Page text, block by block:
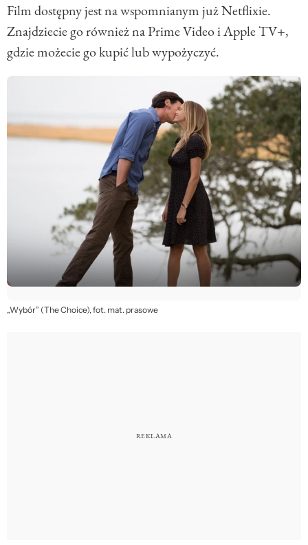
Film dostępny jest na wspomnianym już Netflixie.
Znajdziecie go również na Prime Video i Apple TV+,
gdzie możecie go kupić lub wypożyczyć.
„Wybór” (The Choice), fot. mat. prasowe